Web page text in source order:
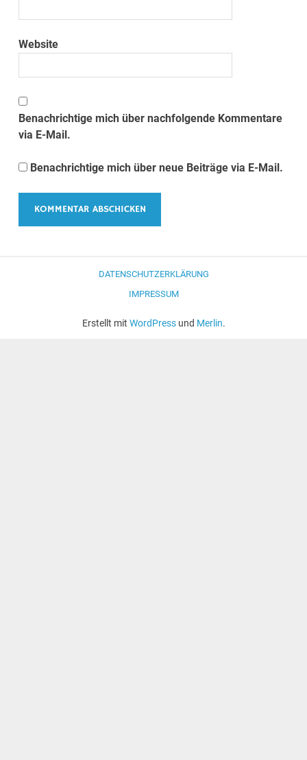
Website
Benachrichtige mich über nachfolgende Kommentare
via E-Mail.
Benachrichtige mich über neue Beiträge via E-Mail.
DATENSCHUTZERKLÄRUNG
IMPRESSUM
Erstellt mit WordPressund Merlin.